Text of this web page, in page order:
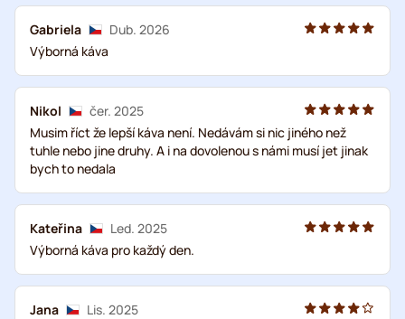
Gabriela
Dub. 2026
Výborná káva
Nikol
čer. 2025
Musim říct že lepší káva není. Nedávám si nic jiného než
tuhle nebo jine druhy. A i na dovolenou s námi musí jet jinak
bych to nedala
Kateřina
Led. 2025
Výborná káva pro každý den.
Jana
Lis. 2025